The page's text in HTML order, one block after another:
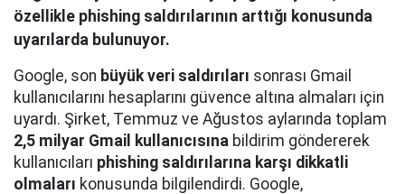
özellikle phishing saldırılarının arttığı konusunda
uyarılarda bulunuyor.
Google, son büyük veri saldırıları sonrası Gmail
kullanıcılarını hesaplarını güvence altına almaları için
uyardı. Şirket, Temmuz ve Ağustos aylarında toplam
2,5 milyar Gmail kullanıcısına bildirim göndererek
kullanıcıları phishing saldırılarına karşı dikkatli
olmaları konusunda bilgilendirdi. Google,